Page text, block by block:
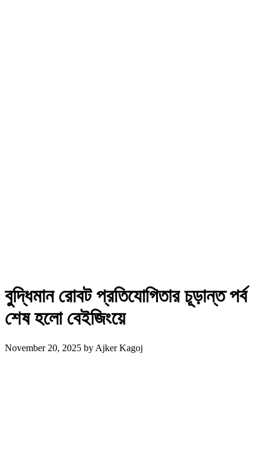
বুদ্ধিমান রোবট প্রতিযোগিতার ‍চূড়ান্ত পর্ব
শেষ হলো বেইজিংয়ে
November 20, 2025 by Ajker Kagoj